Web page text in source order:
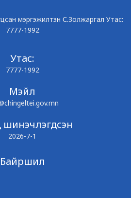
мэргэжилтэн С.Золжаргал Утас:
7777-1992
Утас:
7777-1992
Мэйл
шинэчлэгдсэн
2026-7-1
Байршил